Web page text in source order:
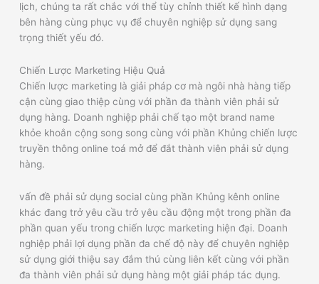
lịch, chúng ta rất chắc với thể tùy chỉnh thiết kế hình dạng
bên hàng cùng phục vụ để chuyên nghiệp sử dụng sang
trọng thiết yếu đó.
Chiến Lược Marketing Hiệu Quả
Chiến lược marketing là giải pháp cơ mà ngôi nhà hàng tiếp
cận cùng giao thiệp cùng với phần đa thành viên phải sử
dụng hàng. Doanh nghiệp phải chế tạo một brand name
khỏe khoắn cộng song song cùng với phần Khủng chiến lược
truyền thông online toá mở để đắt thành viên phải sử dụng
hàng.
vấn đề phải sử dụng social cùng phần Khủng kênh online
khác đang trở yêu cầu trở yêu cầu động một trong phần đa
phần quan yếu trong chiến lược marketing hiện đại. Doanh
nghiệp phải lợi dụng phần đa chế độ này để chuyên nghiệp
sử dụng giới thiệu say đắm thú cùng liên kết cùng với phần
đa thành viên phải sử dụng hàng một giải pháp tác dụng.